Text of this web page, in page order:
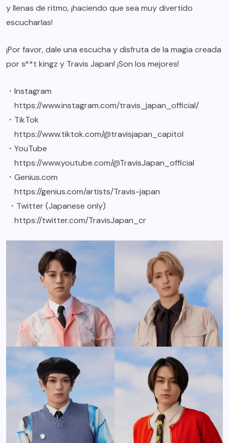
y llenas de ritmo, ¡haciendo que sea muy divertido
escucharlas!
¡Por favor, dale una escucha y disfruta de la magia creada
por s**t kingz y Travis Japan! ¡Son los mejores!
・Instagram
https://www.instagram.com/travis_japan_official/
・TikTok
https://www.tiktok.com/@travisjapan_capitol
・YouTube
https://www.youtube.com/@TravisJapan_official
・Genius.com
https://genius.com/artists/Travis-japan
・Twitter (Japanese only)
https://twitter.com/TravisJapan_cr